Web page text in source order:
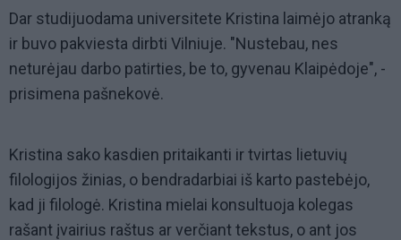
Dar studijuodama universitete Kristina laimėjo atranką
ir buvo pakviesta dirbti Vilniuje. "Nustebau, nes
neturėjau darbo patirties, be to, gyvenau Klaipėdoje", -
prisimena pašnekovė.
Kristina sako kasdien pritaikanti ir tvirtas lietuvių
filologijos žinias, o bendradarbiai iš karto pastebėjo,
kad ji filologė. Kristina mielai konsultuoja kolegas
rašant įvairius raštus ar verčiant tekstus, o ant jos